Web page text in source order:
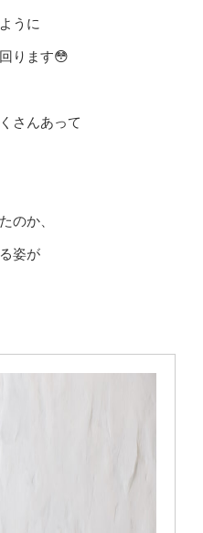
うに
ります😳
さんあって
のか、
姿が